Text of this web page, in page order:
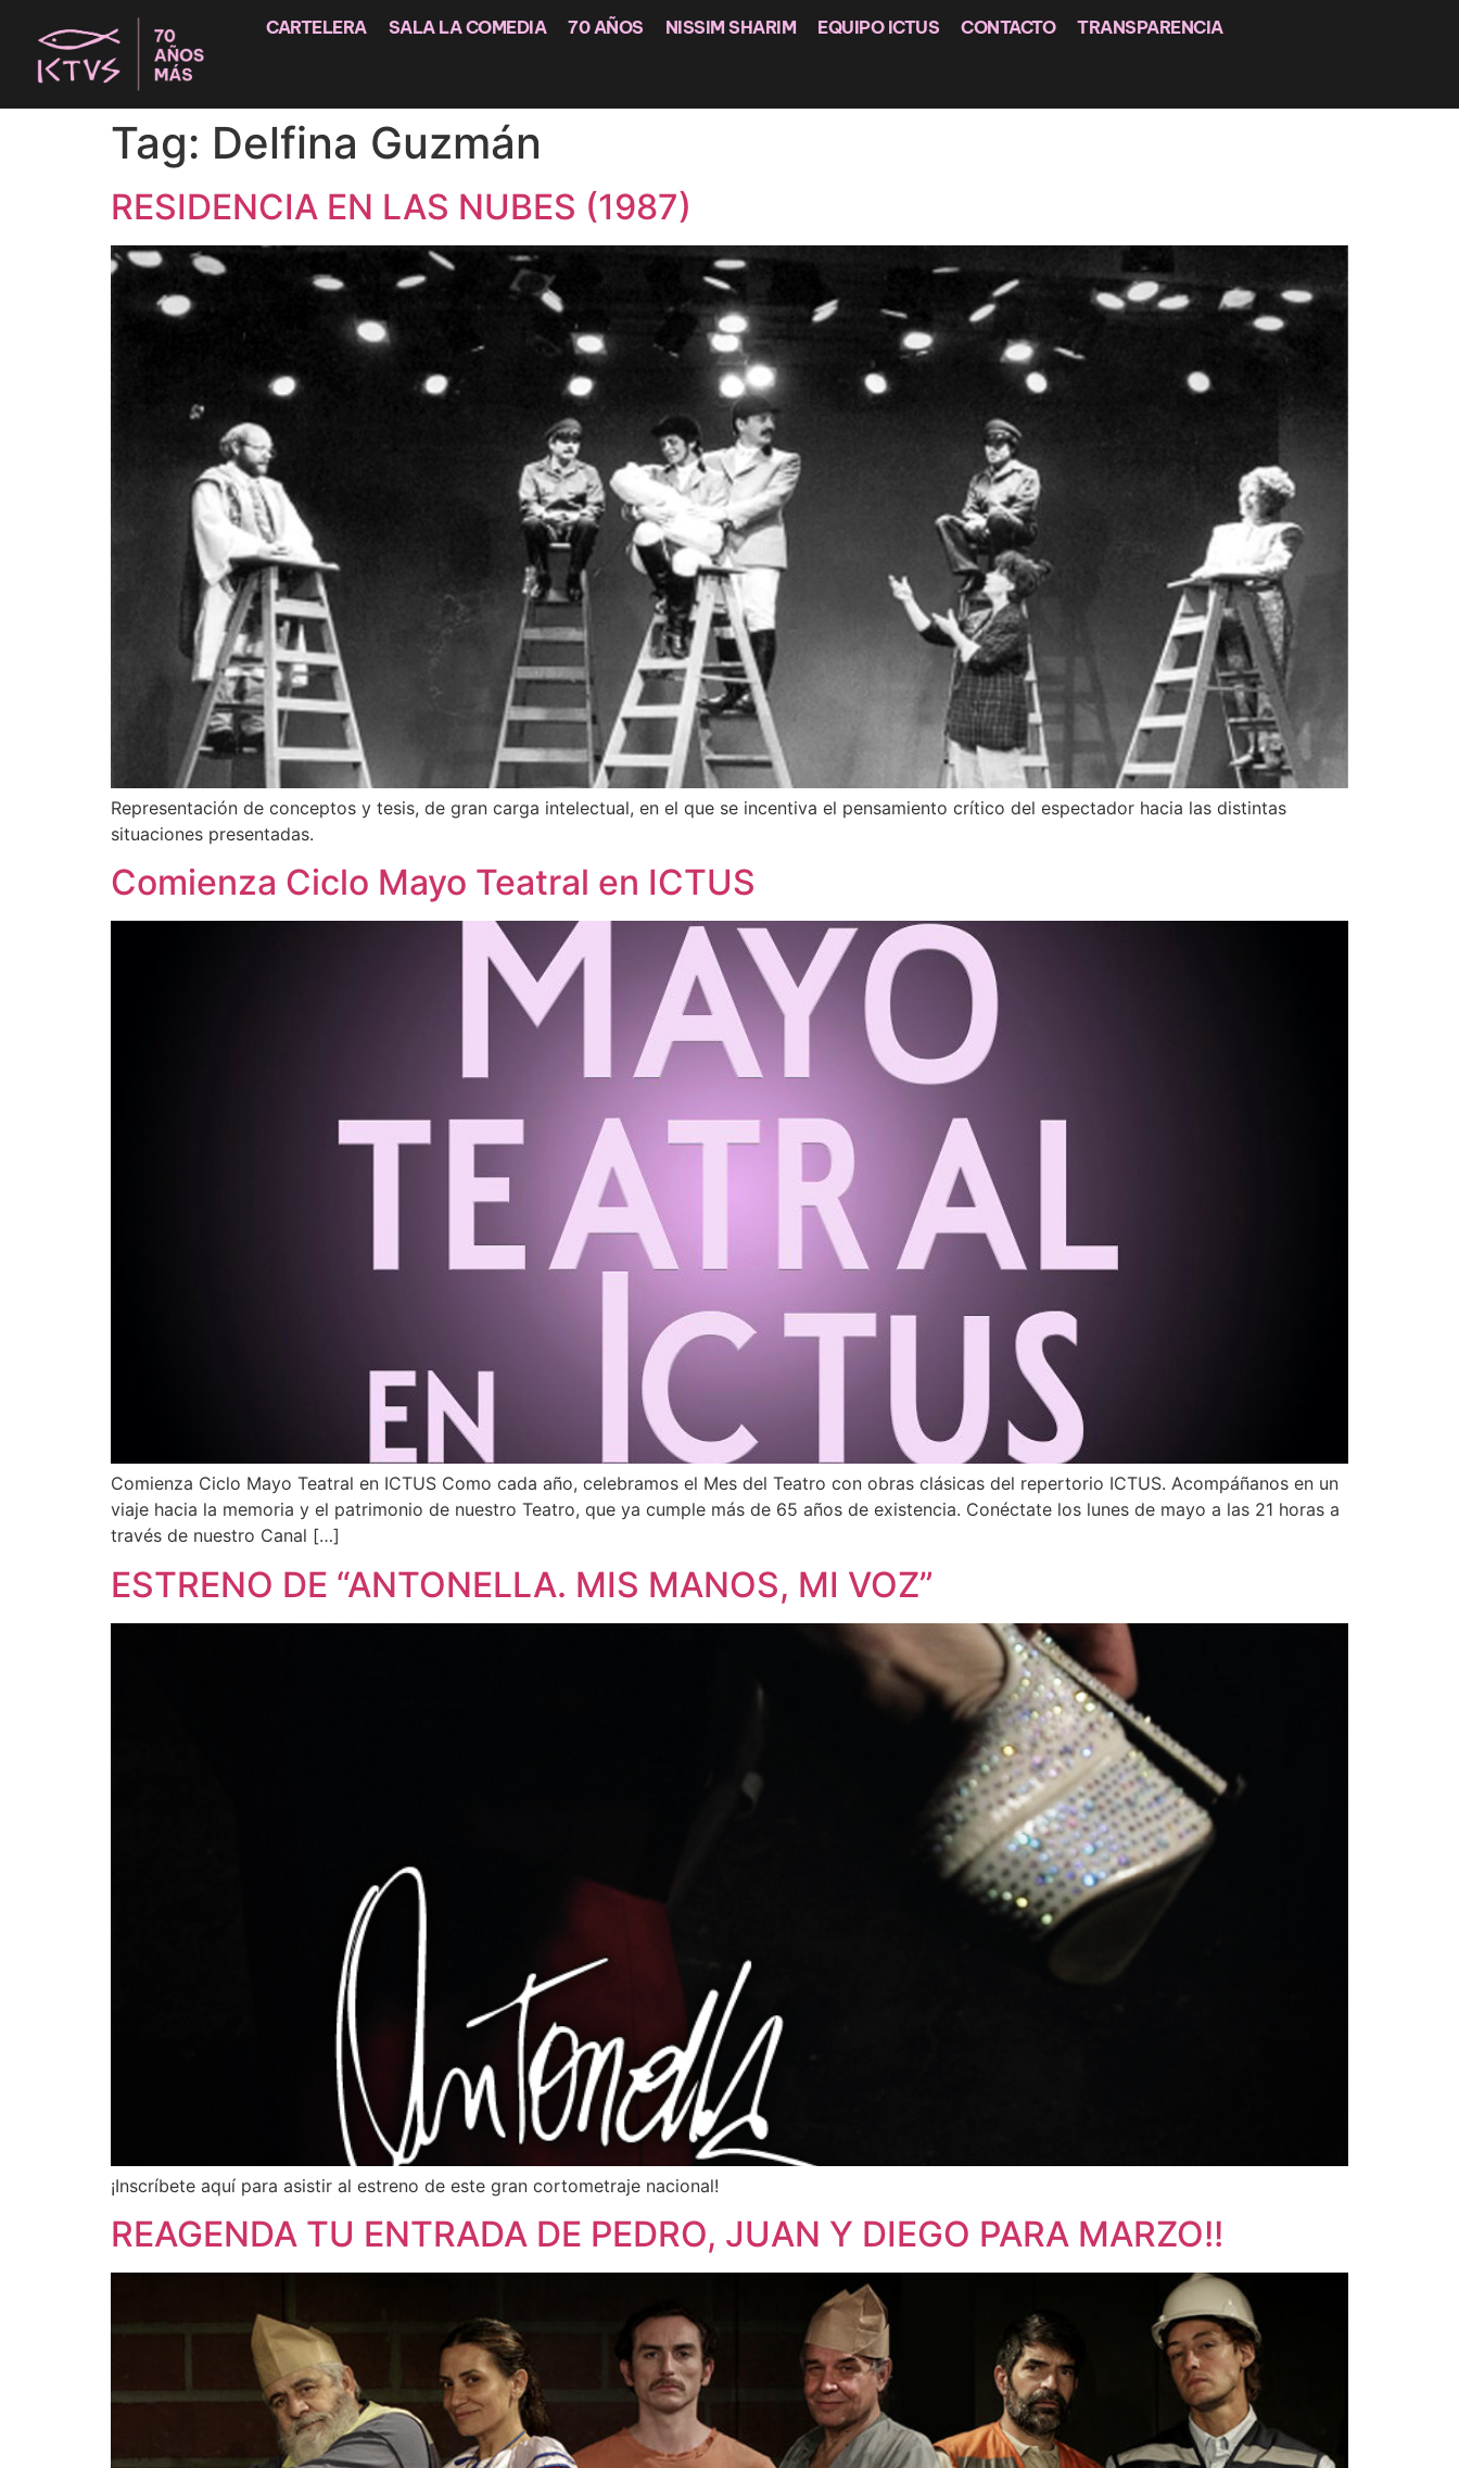
CARTELERA SALA LA COMEDIA 70 AÑOS NISSIM SHARIM EQUIPO ICTUS CONTACTO TRANSPARENCIA
Tag: Delfina Guzmán
RESIDENCIA EN LAS NUBES (1987)
Representación de conceptos y tesis, de gran carga intelectual, en el que se incentiva el pensamiento crítico del espectador hacia las distintas
situaciones presentadas.
Comienza Ciclo Mayo Teatral en ICTUS
Comienza Ciclo Mayo Teatral en ICTUS Como cada año, celebramos el Mes del Teatro con obras clásicas del repertorio ICTUS. Acompáñanos en un
viaje hacia la memoria y el patrimonio de nuestro Teatro, que ya cumple más de 65 años de existencia. Conéctate los lunes de mayo a las 21 horas a
través de nuestro Canal […]
ESTRENO DE “ANTONELLA. MIS MANOS, MI VOZ”
¡Inscríbete aquí para asistir al estreno de este gran cortometraje nacional!
REAGENDA TU ENTRADA DE PEDRO, JUAN Y DIEGO PARA MARZO!!